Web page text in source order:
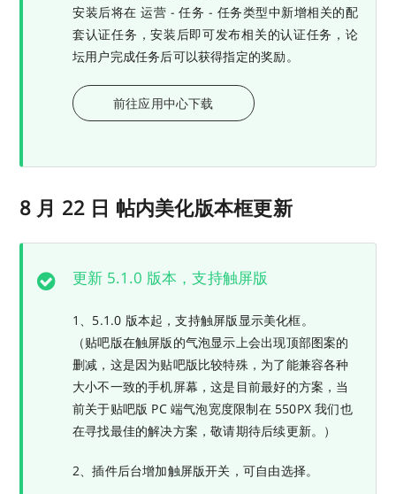
安装后将在 运营 - 任务 - 任务类型中新增相关的配
套认证任务，安装后即可发布相关的认证任务，论
坛用户完成任务后可以获得指定的奖励。
前往应用中心下载
8 月 22 日 帖内美化版本框更新
更新 5.1.0 版本，支持触屏版
1、5.1.0 版本起，支持触屏版显示美化框。
（贴吧版在触屏版的气泡显示上会出现顶部图案的
删减，这是因为贴吧版比较特殊，为了能兼容各种
大小不一致的手机屏幕，这是目前最好的方案，当
前关于贴吧版 PC 端气泡宽度限制在 550PX 我们也
在寻找最佳的解决方案，敬请期待后续更新。）
2、插件后台增加触屏版开关，可自由选择。